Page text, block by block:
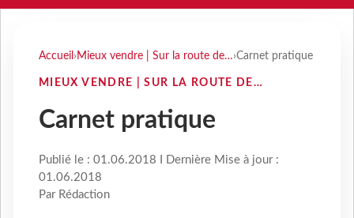
Accueil › Mieux vendre | Sur la route de…›Carnet pratique
MIEUX VENDRE | SUR LA ROUTE DE…
Carnet pratique
Publié le : 01.06.2018 I Dernière Mise à jour :
01.06.2018
Par Rédaction